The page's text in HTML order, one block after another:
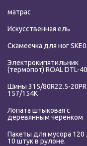
матрас
Искусственная ель
Скамеечка для ног
Электрокипятильник
(термопот) ROAL DTL-
Шины 315/80R22.5-20PR
157/154K
Лопата штыковая с
деревянным черенком
Пакеты для мусора 120
10 штук в рулоне.